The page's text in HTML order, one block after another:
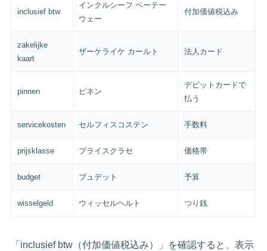
inclusief btw
インクルシーフ ベーテー
ウェー
付加価値税込み
zakelijke
kaart
ザーケライケ カールト 法人カード
pinnen ピネン
デビットカードで
払う
servicekosten セルフィスコステン 手数料
prijsklasse プライスクラセ 価格帯
budget ブュデット 予算
wisselgeld ウィッセルヘルト つり銭
「inclusief btw（付加価値税込み）」を確認すると、表示